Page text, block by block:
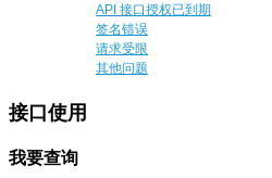
API 接口授权已到期
签名错误
请求受限
其他问题
接口使用
我要查询